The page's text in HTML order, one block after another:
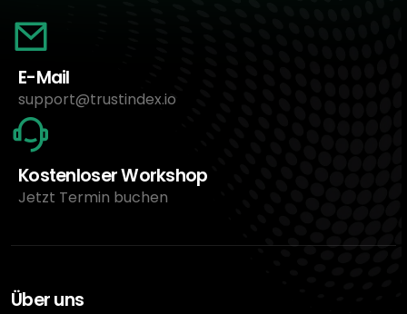
E-Mail
support@trustindex.io
Kostenloser Workshop
Jetzt Termin buchen
Über uns